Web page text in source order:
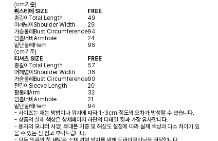
(cm기준)
뷔스티에 SIZE
FREE
총길이 Total Length
49
어깨넓이 Shoulder Width
29
가슴둘레 Bust Circumference94
암홀너비 Armhole
24
밑단둘레 Hem
96
(cm기준)
티셔츠 SIZE
FREE
총길이 Total Length
57
어깨넓이 Shoulder Width
36
가슴둘레 Bust Circumference90
팔길이 Sleeve Length
20
팔둘레 Arm
32
암홀너비 Armhole
21
밑단둘레 Hem
94
- 사이즈는 재는 방법이나 위치에 따라 1~3cm 정도의 오차가 발생할 수 있습니다.
- 상품의 실제 색상은 상세페이지 하단의 디테일 컷과 가장 유사합니다.
- 용자의 모니터 사양, 휴대폰 기종 및 해상도 설정에 따라 실제 색상과 다소 차이가 있
을 수 있는 점 참고 부탁드립니다.